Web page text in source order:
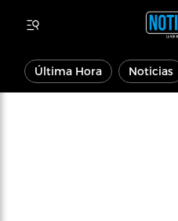
Última Hora Noticias